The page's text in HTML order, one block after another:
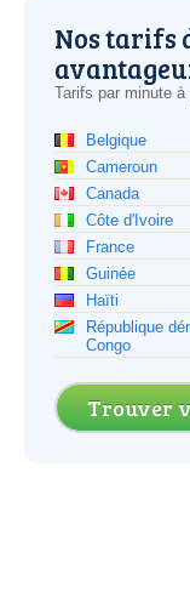
Nos tarifs
Tarifs par minute à
Belgique
Cameroun
Canada
Côte d'Ivoire
France
Guinée
Haïti
République
Congo
Trouver